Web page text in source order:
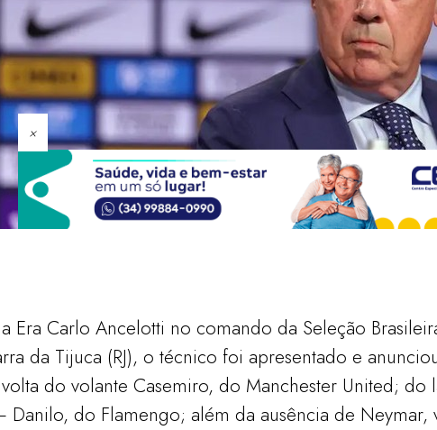
×
Era Carlo Ancelotti no comando da Seleção
da Tijuca (RJ), o técnico foi apresentado e
do volante Casemiro, do Manchester United;
Danilo, do Flamengo; além da ausência de Neymar,